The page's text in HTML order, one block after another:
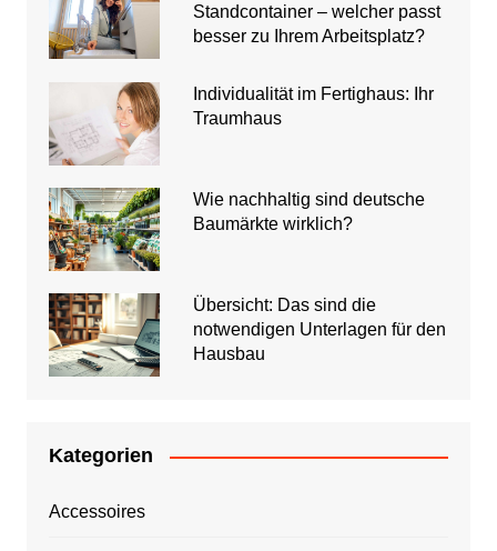
Standcontainer – welcher passt
besser zu Ihrem Arbeitsplatz?
Individualität im Fertighaus: Ihr
Traumhaus
Wie nachhaltig sind deutsche
Baumärkte wirklich?
Übersicht: Das sind die
notwendigen Unterlagen für den
Hausbau
Kategorien
Accessoires